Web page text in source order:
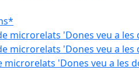
microrelats 'Dones veu a les
microrelats 'Dones veu a les
microrelats 'Dones veu a les